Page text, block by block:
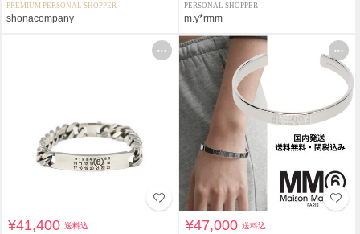
PREMIUM PERSONAL SHOPPER
shonacompany
PERSONAL SHOPPER
m.y*rmm
¥41,400送料込 ¥47,000送料込